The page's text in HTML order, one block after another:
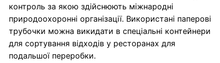
контроль за якою здійснюють міжнародні
природоохоронні організації. Використані паперові
трубочки можна викидати в спеціальні контейнери
для сортування відходів у ресторанах для
подальшої переробки.